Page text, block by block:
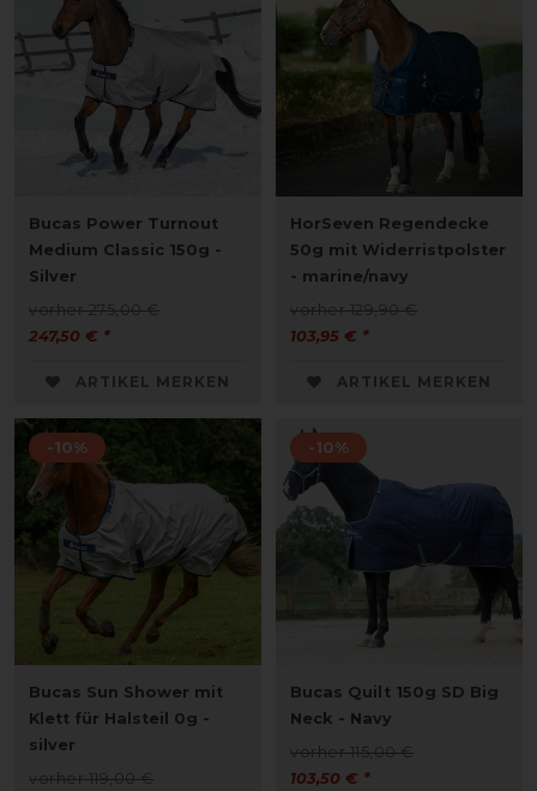
Bucas Power Turnout
Medium Classic 150g -
Silver
vorher 275,00 €
247,50 € *
ARTIKEL MERKEN
HorSeven Regendecke
50g mit Widerristpolster
- marine/navy
vorher 129,90 €
103,95 € *
ARTIKEL MERKEN
-10%
Bucas Sun Shower mit
Klett für Halsteil 0g -
silver
vorher 119,00 €
-10%
Bucas Quilt 150g SD Big
Neck - Navy
vorher 115,00 €
103,50 € *